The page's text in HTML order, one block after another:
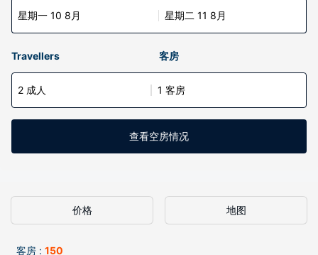
星期一 10 8月 星期二 11 8月
Travellers 客房
2 成人 1 客房
查看空房情况
价格 地图
客房 : 150